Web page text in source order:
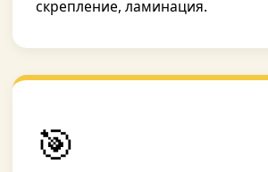
скрепление, ламинация.
🎯